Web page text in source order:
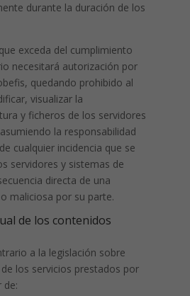
durante la duración de los
exceda del cumplimiento
necesitará autorización por
quedando prohibido al
visualizar la
y ficheros de los servidores
la responsabilidad
cualquier incidencia que se
servidores y sistemas de
directa de una
maliciosa por su parte.
de los contenidos
a la legislación sobre
los servicios prestados por
de: